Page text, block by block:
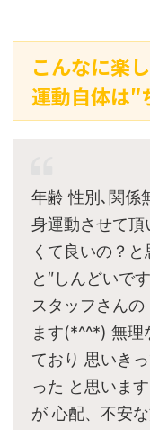
こんなに楽
運動自体は″
年齢 性別､関係
身運動させて頂
くて良いの？
と″しんどいで
スタッフさんの
ます(*^^*) 無理
ており 思いき
った と思いま
が 心配、不安